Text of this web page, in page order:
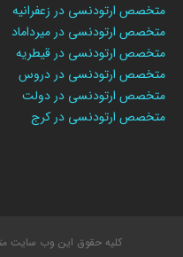
متخصص ارتودنسی در زعفرانیه
متخصص ارتودنسی در میرداماد
متخصص ارتودنسی در قیطریه
متخصص ارتودنسی در دروس
متخصص ارتودنسی در دولت
متخصص ارتودنسی در کرج
کلیه حقوق این وب سایت